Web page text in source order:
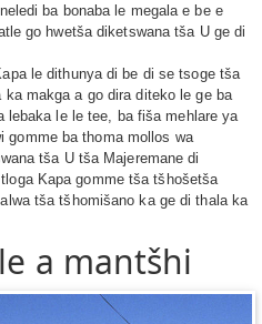
ba bonaba le megala e be e
go hwetša diketswana tša U ge di
le dithunya di be di se tsoge tša
makga a go dira diteko le ge ba
lebaka le le tee, ba fiša mehlare ya
gomme ba thoma mollos wa
tša U tša Majeremane di
Kapa gomme tša tšhošetša
tša tšhomišano ka ge di thala ka
a mantšhi